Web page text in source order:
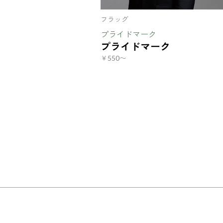
フラッグ
プライドマーク
プライドマーク
￥550〜